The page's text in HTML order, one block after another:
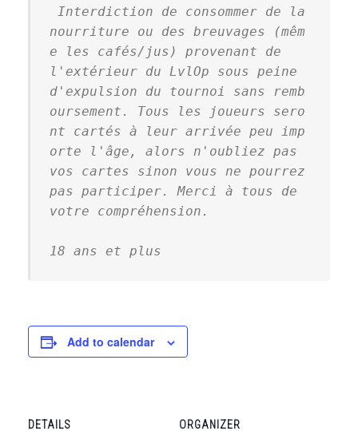
nourriture ou des breuvages (mêm
e les cafés/jus) provenant de
l'extérieur du LvlOp sous peine
d'expulsion du tournoi sans remb
oursement. Tous les joueurs sero
nt cartés à leur arrivée peu imp
orte l'âge, alors n'oubliez pas
vos cartes sinon vous ne pourrez
pas participer. Merci à tous de
votre compréhension.
18 ans et plus
Add to calendar
DETAILS ORGANIZER